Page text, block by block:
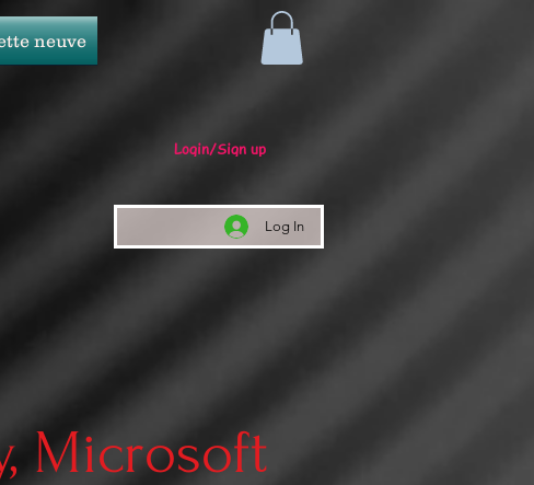
neuve
Login/Sign up
Log In
Microsoft